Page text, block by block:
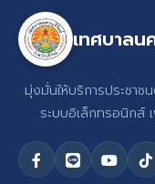
เทศบาล
มุ่งมั่นให้บริการประชาช
ระบบอิเล็กทรอนิกส์